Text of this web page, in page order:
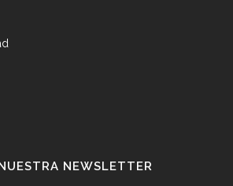
NEWSLETTER